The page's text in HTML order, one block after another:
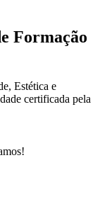
Formação
Estética e
certificada pela